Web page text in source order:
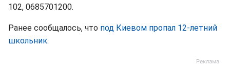
102, 0685701200.
Ранее сообщалось, что под Киевом пропал 12-летний
школьник.